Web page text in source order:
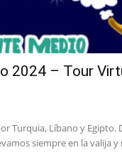
2024 – Tour
Turquia, Líbano y Egipto.
siempre en la valija